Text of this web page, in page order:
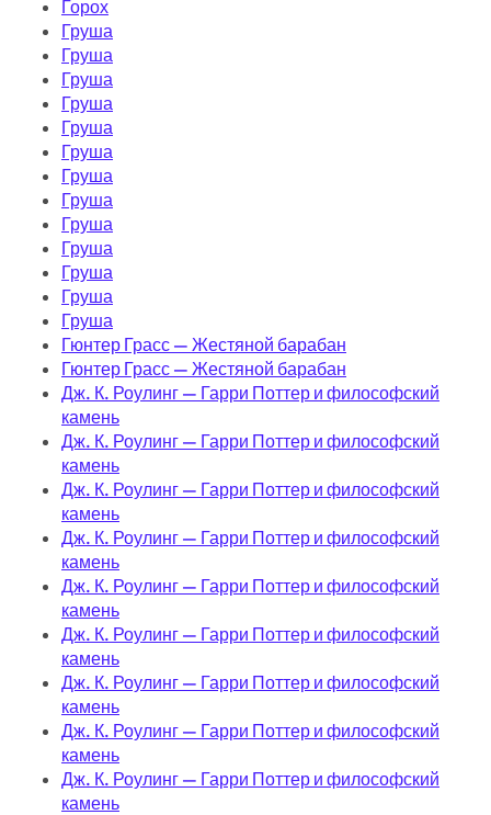
Горох
Груша
Груша
Груша
Груша
Груша
Груша
Груша
Груша
Груша
Груша
Груша
Груша
Груша
Гюнтер Грасс — Жестяной барабан
Гюнтер Грасс — Жестяной барабан
Дж. К. Роулинг — Гарри Поттер и философский
камень
Дж. К. Роулинг — Гарри Поттер и философский
камень
Дж. К. Роулинг — Гарри Поттер и философский
камень
Дж. К. Роулинг — Гарри Поттер и философский
камень
Дж. К. Роулинг — Гарри Поттер и философский
камень
Дж. К. Роулинг — Гарри Поттер и философский
камень
Дж. К. Роулинг — Гарри Поттер и философский
камень
Дж. К. Роулинг — Гарри Поттер и философский
камень
Дж. К. Роулинг — Гарри Поттер и философский
камень